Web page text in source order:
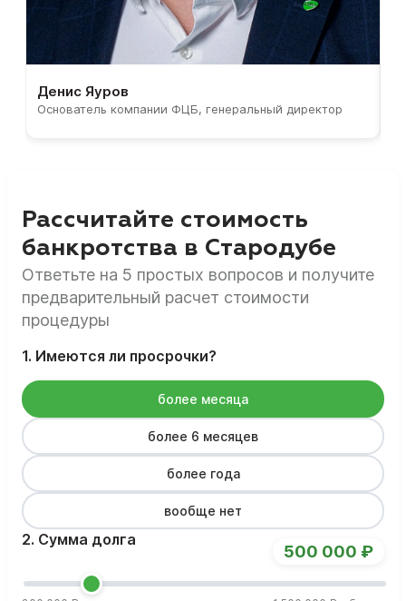
Денис Яуров
Основатель компании ФЦБ, генеральный директор
Рассчитайте стоимость
банкротства в Стародубе
Ответьте на 5 простых вопросов и получите
предварительный расчет стоимости
процедуры
1. Имеются ли просрочки?
более месяца
более 6 месяцев
более года
вообще нет
2. Сумма долга
500 000 ₽